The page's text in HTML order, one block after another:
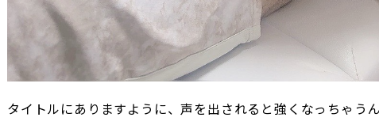
タイトルにありますように、声を出されると強くなっちゃうん